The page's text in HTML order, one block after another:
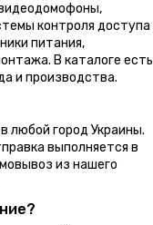
контроля доступа
питания,
В каталоге есть
и производства.
любой город Украины.
выполняется в
из нашего